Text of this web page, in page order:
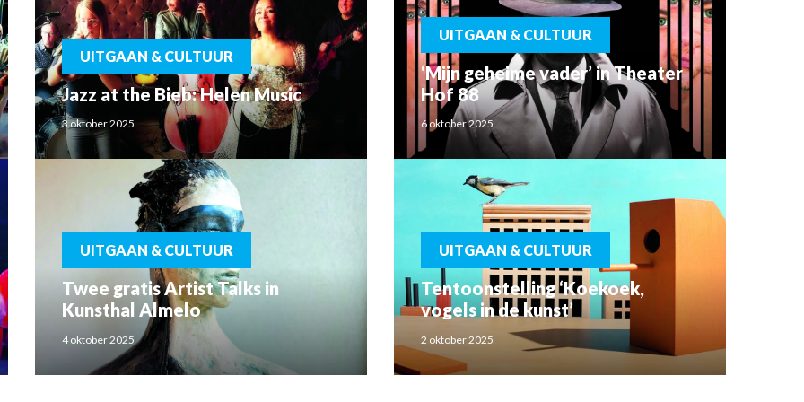
UITGAAN & CULTUUR
Jazz at the Bieb: Helen Music
3 oktober 2025
UITGAAN & CULTUUR
‘Mijn geheime vader’ in Theater
Hof 88
6 oktober 2025
UITGAAN & CULTUUR
Twee gratis Artist Talks in
Kunsthal Almelo
4 oktober 2025
UITGAAN & CULTUUR
Tentoonstelling ‘Koekoek,
vogels in de kunst’
2 oktober 2025